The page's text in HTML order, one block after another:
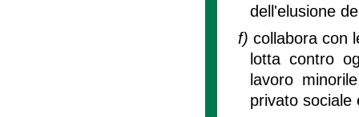
dell'elusione
f) collabora con
lotta contro
lavoro
privato sociale